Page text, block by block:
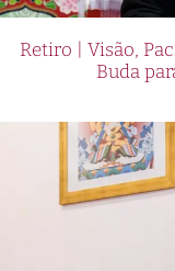
Retiro | Visão,
Buda